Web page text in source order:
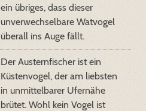
ein übriges, dass dieser
unverwechselbare Watvogel
überall ins Auge fällt.
Der Austernfischer ist ein
Küstenvogel, der am liebsten
in unmittelbarer Ufernähe
brütet. Wohl kein Vogel ist